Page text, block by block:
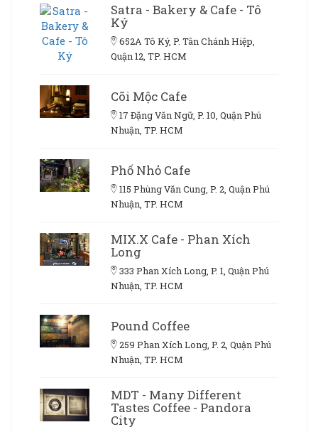
Satra - Bakery & Cafe - Tô
Ký
652A Tô Ký, P. Tân Chánh Hiệp,
Quận 12, TP. HCM
Cõi Mộc Cafe
17 Đặng Văn Ngữ, P. 10, Quận Phú
Nhuận, TP. HCM
Phố Nhỏ Cafe
115 Phùng Văn Cung, P. 2, Quận Phú
Nhuận, TP. HCM
MIX.X Cafe - Phan Xích
Long
333 Phan Xích Long, P. 1, Quận Phú
Nhuận, TP. HCM
Pound Coffee
259 Phan Xích Long, P. 2, Quận Phú
Nhuận, TP. HCM
MDT - Many Different
Tastes Coffee - Pandora
City